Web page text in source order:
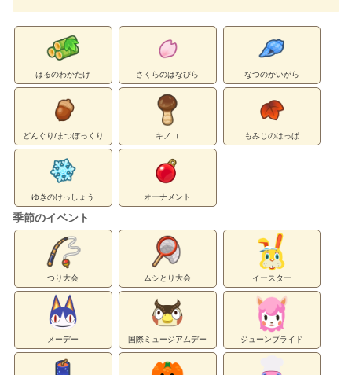
はるのわかたけ さくらのはなびら なつのかいがら
どんぐり/まつぼっくり キノコ もみじのはっぱ
ゆきのけっしょう オーナメント
季節のイベント
つり大会 ムシとり大会 イースター
メーデー 国際ミュージアムデー ジューンブライド